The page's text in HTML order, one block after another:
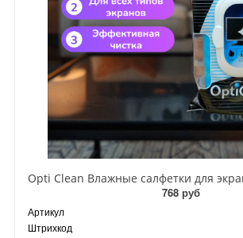
768 руб
Артикул
Штрихкод